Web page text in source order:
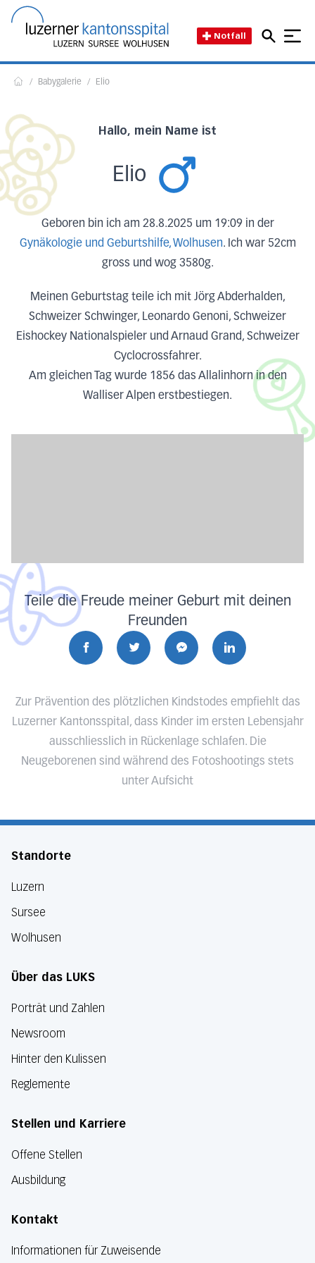
Notfall
/ Babygalerie / Elio
Hallo, mein Name ist
Elio
Geboren bin ich am 28.8.2025 um 19:09 in der
Gynäkologie und Geburtshilfe, Wolhusen. Ich war 52cm
gross und wog 3580g.
Meinen Geburtstag teile ich mit Jörg Abderhalden,
Schweizer Schwinger, Leonardo Genoni, Schweizer
Eishockey Nationalspieler und Arnaud Grand, Schweizer
Cyclocrossfahrer.
Am gleichen Tag wurde 1856 das Allalinhorn in den
Walliser Alpen erstbestiegen.
Teile die Freude meiner Geburt mit deinen
Freunden
Zur Prävention des plötzlichen Kindstodes empfiehlt das
Luzerner Kantonsspital, dass Kinder im ersten Lebensjahr
ausschliesslich in Rückenlage schlafen. Die
Neugeborenen sind während des Fotoshootings stets
unter Aufsicht
Standorte
Luzern
Sursee
Wolhusen
Über das LUKS
Porträt und Zahlen
Newsroom
Hinter den Kulissen
Reglemente
Stellen und Karriere
Offene Stellen
Ausbildung
Kontakt
Informationen für Zuweisende